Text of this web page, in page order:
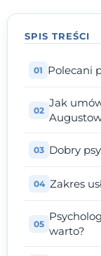
SPIS TREŚCI
Polecani
Jak
Dobry
Zakres
warto?